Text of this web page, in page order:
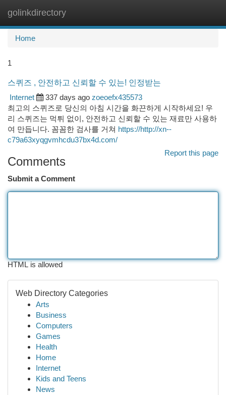
golinkdirectory
Home
1
스퀴즈 , 안전하고 신뢰할 수 있는! 인정받는
Internet
337 days ago zoeoefx435573
최고의 스퀴즈로 당신의 아침 시간을 화끈하게 시작하세요! 우
리 스퀴즈는 먹튀 없이, 안전하고 신뢰할 수 있는 재료만 사용하
여 만듭니다. 꼼꼼한 검사를 거쳐 https://http://xn--
c79a63xyqgvmhcdu37bx4d.com/
Report this page
Comments
Submit a Comment
HTML is allowed
Web Directory Categories
Arts
Business
Computers
Games
Health
Home
Internet
Kids and Teens
News